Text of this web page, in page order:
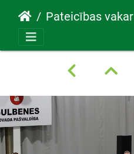
Pateicības vakars 30.05.2022